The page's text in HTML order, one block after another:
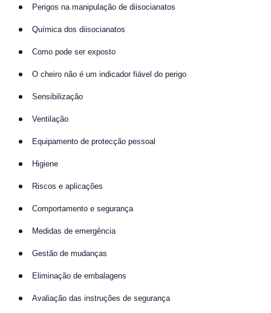
Perigos na manipulação de diisocianatos
Química dos diisocianatos
Como pode ser exposto
O cheiro não é um indicador fiável do perigo
Sensibilização
Ventilação
Equipamento de protecção pessoal
Higiene
Riscos e aplicações
Comportamento e segurança
Medidas de emergência
Gestão de mudanças
Eliminação de embalagens
Avaliação das instruções de segurança